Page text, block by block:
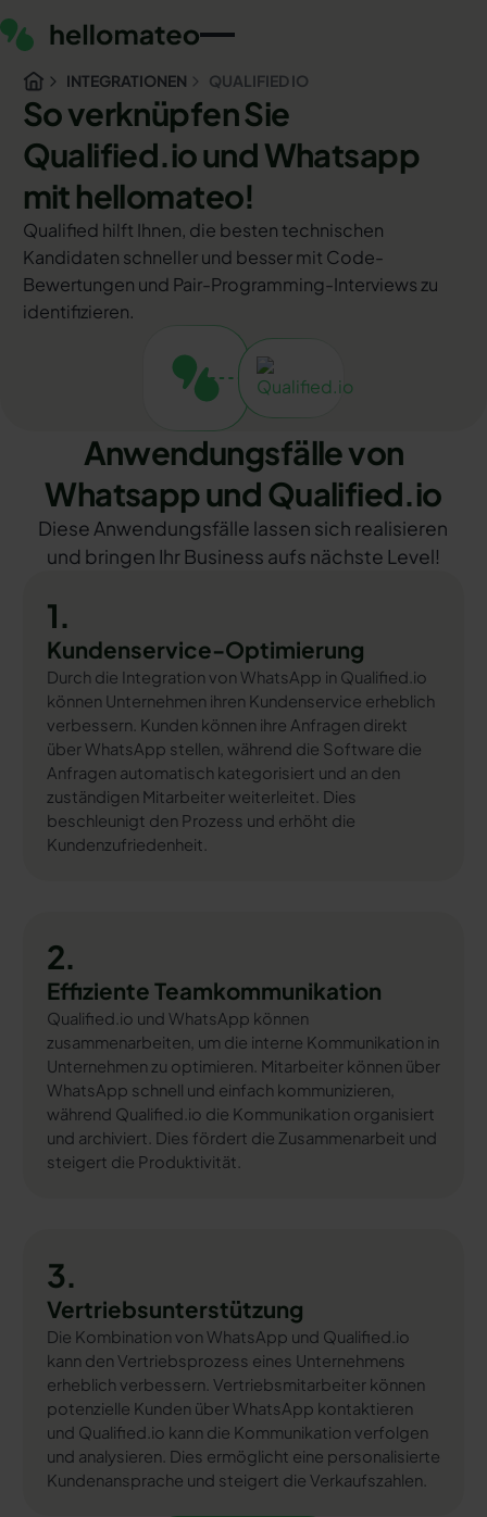
INTEGRATIONEN QUALIFIED IO
So verknüpfen Sie
Qualified.io und Whatsapp
mit hellomateo!
Qualified hilft Ihnen, die besten technischen
Kandidaten schneller und besser mit Code-
Bewertungen und Pair-Programming-Interviews zu
identifizieren.
Anwendungsfälle von
Whatsapp und Qualified.io
Diese Anwendungsfälle lassen sich realisieren
und bringen Ihr Business aufs nächste Level!
1.
Kundenservice-Optimierung
Durch die Integration von WhatsApp in Qualified.io
können Unternehmen ihren Kundenservice erheblich
verbessern. Kunden können ihre Anfragen direkt
über WhatsApp stellen, während die Software die
Anfragen automatisch kategorisiert und an den
zuständigen Mitarbeiter weiterleitet. Dies
beschleunigt den Prozess und erhöht die
Kundenzufriedenheit.
2.
Effiziente Teamkommunikation
Qualified.io und WhatsApp können
zusammenarbeiten, um die interne Kommunikation in
Unternehmen zu optimieren. Mitarbeiter können über
WhatsApp schnell und einfach kommunizieren,
während Qualified.io die Kommunikation organisiert
und archiviert. Dies fördert die Zusammenarbeit und
steigert die Produktivität.
3.
Vertriebsunterstützung
Die Kombination von WhatsApp und Qualified.io
kann den Vertriebsprozess eines Unternehmens
erheblich verbessern. Vertriebsmitarbeiter können
potenzielle Kunden über WhatsApp kontaktieren
und Qualified.io kann die Kommunikation verfolgen
und analysieren. Dies ermöglicht eine personalisierte
Kundenansprache und steigert die Verkaufszahlen.